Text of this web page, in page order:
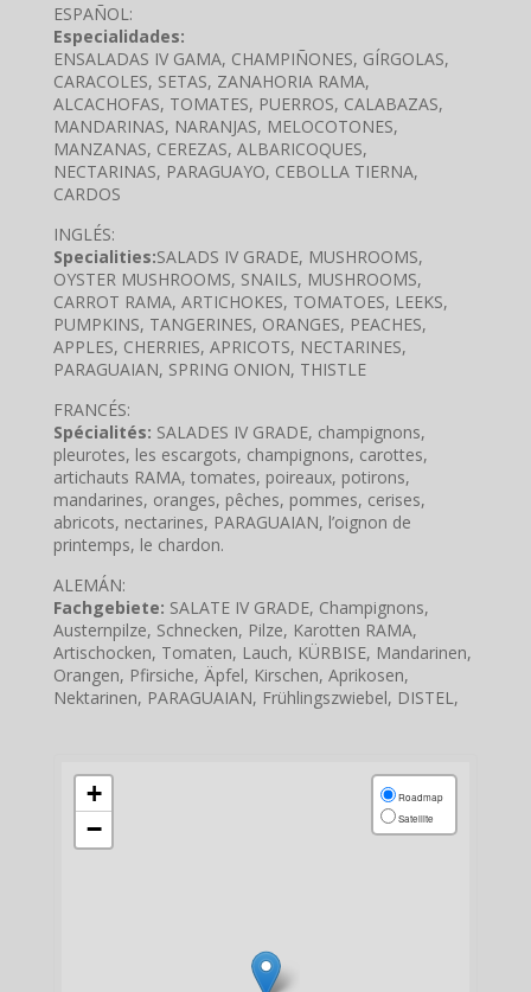
ESPAÑOL:
Especialidades:
ENSALADAS IV GAMA, CHAMPIÑONES, GÍRGOLAS,
CARACOLES, SETAS, ZANAHORIA RAMA,
ALCACHOFAS, TOMATES, PUERROS, CALABAZAS,
MANDARINAS, NARANJAS, MELOCOTONES,
MANZANAS, CEREZAS, ALBARICOQUES,
NECTARINAS, PARAGUAYO, CEBOLLA TIERNA,
CARDOS
INGLÉS:
Specialities:SALADS IV GRADE, MUSHROOMS,
OYSTER MUSHROOMS, SNAILS, MUSHROOMS,
CARROT RAMA, ARTICHOKES, TOMATOES, LEEKS,
PUMPKINS, TANGERINES, ORANGES, PEACHES,
APPLES, CHERRIES, APRICOTS, NECTARINES,
PARAGUAIAN, SPRING ONION, THISTLE
FRANCÉS:
Spécialités: SALADES IV GRADE, champignons,
pleurotes, les escargots, champignons, carottes,
artichauts RAMA, tomates, poireaux, potirons,
mandarines, oranges, pêches, pommes, cerises,
abricots, nectarines, PARAGUAIAN, l’oignon de
printemps, le chardon.
ALEMÁN:
Fachgebiete: SALATE IV GRADE, Champignons,
Austernpilze, Schnecken, Pilze, Karotten RAMA,
Artischocken, Tomaten, Lauch, KÜRBISE, Mandarinen,
Orangen, Pfirsiche, Äpfel, Kirschen, Aprikosen,
Nektarinen, PARAGUAIAN, Frühlingszwiebel, DISTEL,
+
−
Roadmap
Satellite